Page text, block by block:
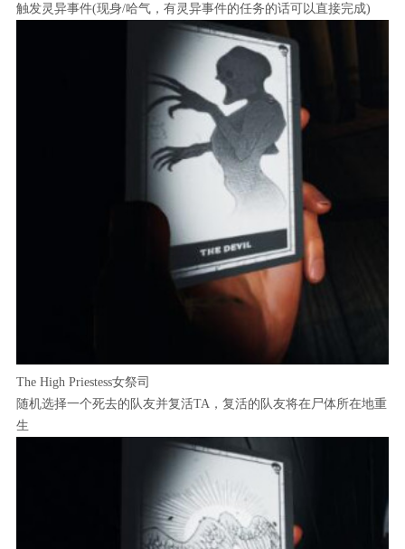
触发灵异事件(现身/哈气，有灵异事件的任务的话可以直接完成)
The High Priestess女祭司
随机选择一个死去的队友并复活TA，复活的队友将在尸体所在地重
生